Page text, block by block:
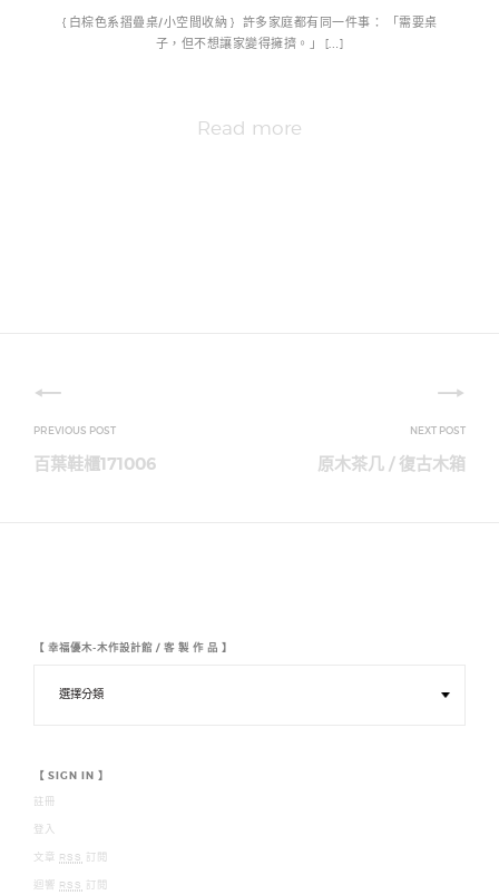
{ 白棕色系摺疊桌/小空間收納 } 許多家庭都有同一件事： 「需要桌
子，但不想讓家變得擁擠。」 […]
Read more
文
章百葉鞋櫃171006 原木茶几 / 復古木箱
【 幸福優木-木作設計館 / 客 製 作 品 】
木
設
計
/
製
【 SIGN IN 】
註冊
登入
文章 RSS 訂閱
迴響 RSS 訂閱